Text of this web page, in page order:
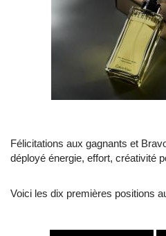
Félicitations aux gagnants et
déployé énergie, effort, créativité
Voici les dix premières positions